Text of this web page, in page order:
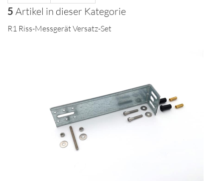
5 Artikel in dieser Kategorie
R1 Riss-Messgerät Versatz-Set